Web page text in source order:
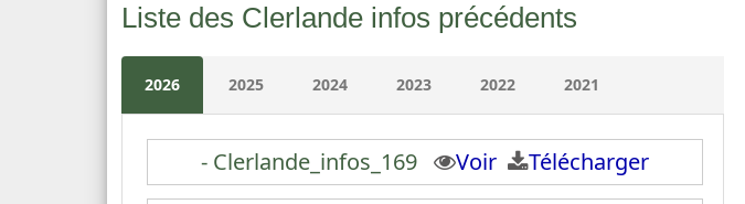
Liste des Clerlande infos précédents
2026 2025 2024 2023 2022 2021
- Clerlande_infos_169 Voir
Télécharger